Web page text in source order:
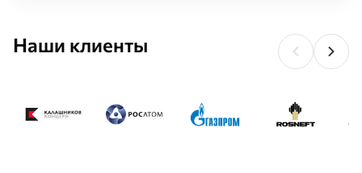
Наши клиенты